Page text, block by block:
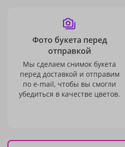
Фото букета перед
отправкой
Мы сделаем снимок букета
перед доставкой и отправим
по e-mail, чтобы вы смогли
убедиться в качестве цветов.